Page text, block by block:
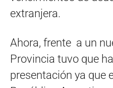
extranjera.
Ahora, frente a un
Provincia tuvo que
presentación ya que